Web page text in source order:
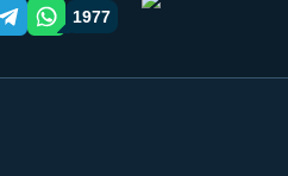
Telegram orqali ulashish
WhatsApp orqali ulashish
1977